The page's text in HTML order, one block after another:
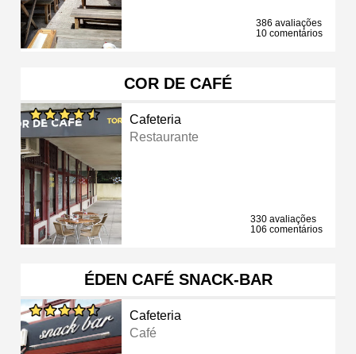
386 avaliações
10 comentários
COR DE CAFÉ
Cafeteria
Restaurante
330 avaliações
106 comentários
ÉDEN CAFÉ SNACK-BAR
Cafeteria
Café